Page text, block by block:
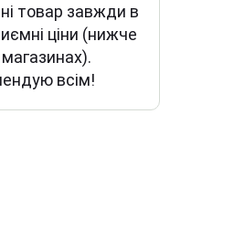
товар завжди в
ціни (нижче
всім!